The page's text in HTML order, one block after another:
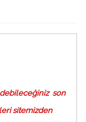
son
sitemizden